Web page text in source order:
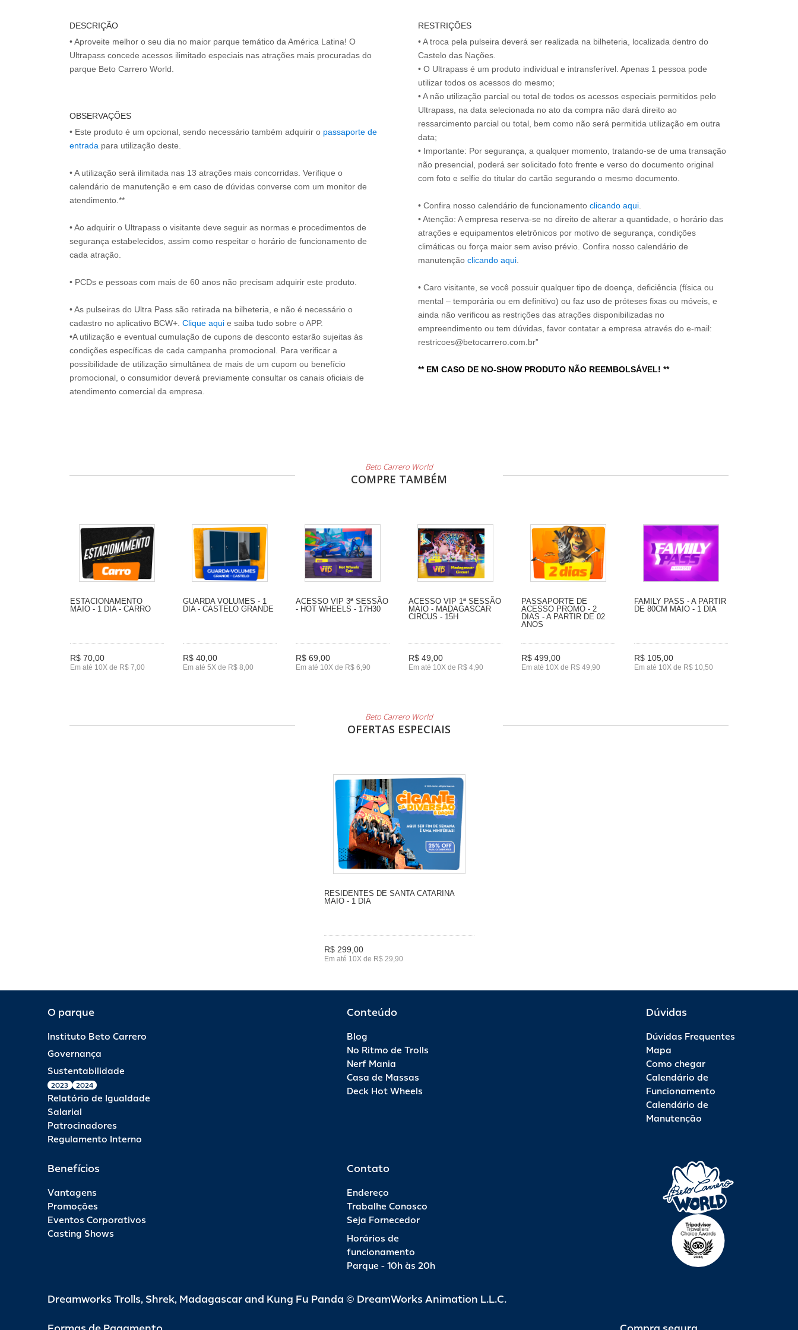
DESCRIÇÃO
• Aproveite melhor o seu dia no maior parque temático da América Latina! O
Ultrapass concede acessos ilimitado especiais nas atrações mais procuradas do
parque Beto Carrero World.
OBSERVAÇÕES
• Este produto é um opcional, sendo necessário também adquirir o passaporte de
entrada para utilização deste.
• A utilização será ilimitada nas 13 atrações mais concorridas. Verifique o
calendário de manutenção e em caso de dúvidas converse com um monitor de
atendimento.**
• Ao adquirir o Ultrapass o visitante deve seguir as normas e procedimentos de
segurança estabelecidos, assim como respeitar o horário de funcionamento de
cada atração.
• PCDs e pessoas com mais de 60 anos não precisam adquirir este produto.
• As pulseiras do Ultra Pass são retirada na bilheteria, e não é necessário o
cadastro no aplicativo BCW+. Clique aqui e saiba tudo sobre o APP.
•A utilização e eventual cumulação de cupons de desconto estarão sujeitas às
condições específicas de cada campanha promocional. Para verificar a
possibilidade de utilização simultânea de mais de um cupom ou benefício
promocional, o consumidor deverá previamente consultar os canais oficiais de
atendimento comercial da empresa.
RESTRIÇÕES
• A troca pela pulseira deverá ser realizada na bilheteria, localizada dentro do
Castelo das Nações.
• O Ultrapass é um produto individual e intransferível. Apenas 1 pessoa pode
utilizar todos os acessos do mesmo;
• A não utilização parcial ou total de todos os acessos especiais permitidos pelo
Ultrapass, na data selecionada no ato da compra não dará direito ao
ressarcimento parcial ou total, bem como não será permitida utilização em outra
data;
• Importante: Por segurança, a qualquer momento, tratando-se de uma transação
não presencial, poderá ser solicitado foto frente e verso do documento original
com foto e selfie do titular do cartão segurando o mesmo documento.
• Confira nosso calendário de funcionamento clicando aqui.
• Atenção: A empresa reserva-se no direito de alterar a quantidade, o horário das
atrações e equipamentos eletrônicos por motivo de segurança, condições
climáticas ou força maior sem aviso prévio. Confira nosso calendário de
manutenção clicando aqui.
• Caro visitante, se você possuir qualquer tipo de doença, deficiência (física ou
mental – temporária ou em definitivo) ou faz uso de próteses fixas ou móveis, e
ainda não verificou as restrições das atrações disponibilizadas no
empreendimento ou tem dúvidas, favor contatar a empresa através do e-mail:
restricoes@betocarrero.com.br”
** EM CASO DE NO-SHOW PRODUTO NÃO REEMBOLSÁVEL! **
Beto Carrero World
COMPRE TAMBÉM
ESTACIONAMENTO
MAIO - 1 DIA - CARRO
R$ 70,00
Em até 10X de R$ 7,00
GUARDA VOLUMES - 1
DIA - CASTELO GRANDE
R$ 40,00
Em até 5X de R$ 8,00
ACESSO VIP 3ª SESSÃO
- HOT WHEELS - 17H30
R$ 69,00
Em até 10X de R$ 6,90
ACESSO VIP 1ª SESSÃO
MAIO - MADAGASCAR
CIRCUS - 15H
R$ 49,00
Em até 10X de R$ 4,90
PASSAPORTE DE
ACESSO PROMO - 2
DIAS - A PARTIR DE 02
ANOS
R$ 499,00
Em até 10X de R$ 49,90
FAMILY PASS - A PARTIR
DE 80CM MAIO - 1 DIA
R$ 105,00
Em até 10X de R$ 10,50
Beto Carrero World
OFERTAS ESPECIAIS
RESIDENTES DE SANTA CATARINA
MAIO - 1 DIA
R$ 299,00
Em até 10X de R$ 29,90
O parque
Instituto Beto Carrero
Governança
Sustentabilidade
2023 2024
Relatório de Igualdade
Salarial
Patrocinadores
Regulamento Interno
Conteúdo
Blog
No Ritmo de Trolls
Nerf Mania
Casa de Massas
Deck Hot Wheels
Dúvidas
Dúvidas Frequentes
Mapa
Como chegar
Calendário de
Funcionamento
Calendário de
Manutenção
Benefícios
Vantagens
Promoções
Eventos Corporativos
Casting Shows
Contato
Endereço
Trabalhe Conosco
Seja Fornecedor
Horários de
funcionamento
Parque - 10h às 20h
Dreamworks Trolls, Shrek, Madagascar and Kung Fu Panda © DreamWorks Animation L.L.C.